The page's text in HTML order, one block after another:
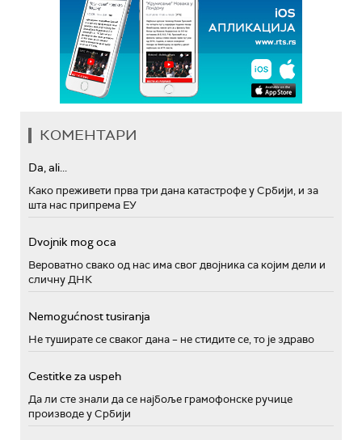
КОМЕНТАРИ
Da, ali...
Како преживети прва три дана катастрофе у Србији, и за
шта нас припрема ЕУ
Dvojnik mog oca
Вероватно свако од нас има свог двојника са којим дели и
сличну ДНК
Nemogućnost tusiranja
Не туширате се сваког дана – не стидите се, то је здраво
Cestitke za uspeh
Да ли сте знали да се најбоље грамофонске ручице
производе у Србији